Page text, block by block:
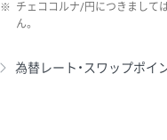
※ チェココルナ/円につきまして
ん。
為替レート・スワップポイ